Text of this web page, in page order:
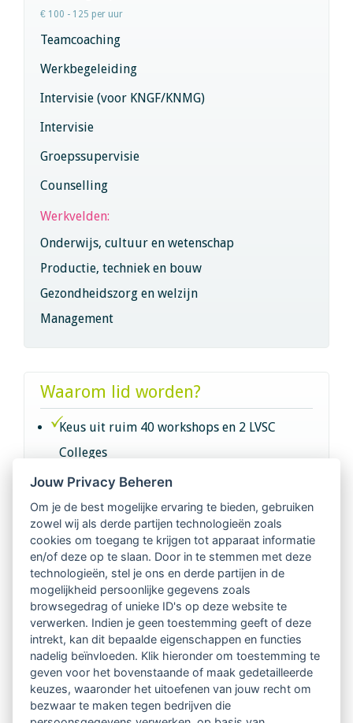
€ 100 - 125 per uur
Teamcoaching
Werkbegeleiding
Intervisie (voor KNGF/KNMG)
Intervisie
Groepssupervisie
Counselling
Werkvelden:
Onderwijs, cultuur en wetenschap
Productie, techniek en bouw
Gezondheidszorg en welzijn
Management
Waarom lid worden?
Keus uit ruim 40 workshops en 2 LVSC
Colleges
Intervisie met geregistreerde vakgenoten
Netwerk van 2100 professionals in 14
regio's
Vindbaar voor opdrachtgevers
Tijdschrift voor
Begeleidingskunde & kennisbank
Beroepsregistratie (LVSC keurmerk)
Jouw Privacy Beheren
Om je de best mogelijke ervaring te bieden, gebruiken
zowel wij als derde partijen technologieën zoals
cookies om toegang te krijgen tot apparaat informatie
en/of deze op te slaan. Door in te stemmen met deze
technologieën, stel je ons en derde partijen in de
mogelijkheid persoonlijke gegevens zoals
browsegedrag of unieke ID's op deze website te
verwerken. Indien je geen toestemming geeft of deze
intrekt, kan dit bepaalde eigenschappen en functies
nadelig beïnvloeden. Klik hieronder om toestemming te
geven voor het bovenstaande of maak gedetailleerde
keuzes, waaronder het uitoefenen van jouw recht om
bezwaar te maken tegen bedrijven die